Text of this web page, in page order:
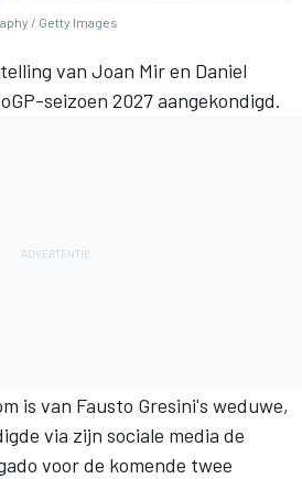
/ Getty Images
van Joan Miren Daniel
seizoen 2027 aangekondigd.
is van Fausto Gresini's weduwe,
via zijn sociale media de
voor de komende twee